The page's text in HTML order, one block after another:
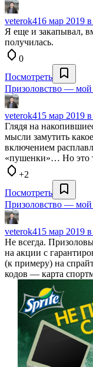
veterok416 мар 2019
Я еще и закапывал,
получилась.
0
Посмотреть
Призоловство —
veterok415 мар 2019
Глядя на
мысли замутить
включением
«пушенки»… Но это
+2
Посмотреть
Призоловство —
veterok415 мар 2019
Не всегда.
на акции с
(к примеру) на
кодов — карта